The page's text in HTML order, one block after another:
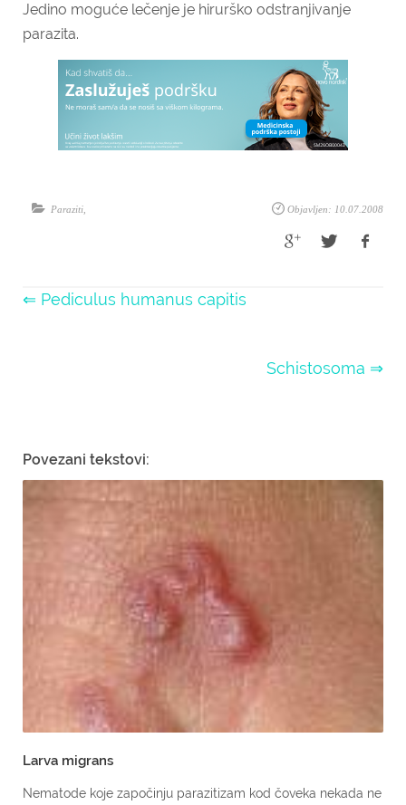
Jedino moguće lečenje je hirurško odstranjivanje
parazita.
Objavljen: 10.07.2008
Paraziti
⇐ Pediculus humanus capitis
Schistosoma ⇒
Povezani tekstovi:
Larva migrans
Nematode koje započinju parazitizam kod čoveka nekada ne